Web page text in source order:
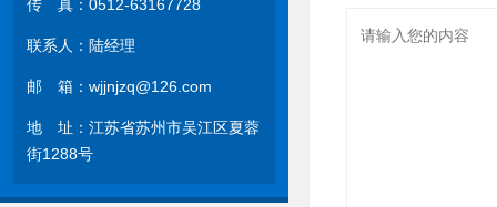
传 真：0512-63167728
联系人：陆经理
邮 箱：wjjnjzq@126.com
地 址：江苏省苏州市吴江区夏蓉
街1288号